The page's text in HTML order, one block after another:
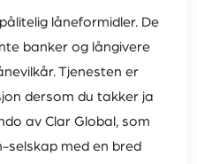
låneformidler. De
banker og långivere
Tjenesten er
dersom du takker ja
av Clar Global, som
selskap med en bred